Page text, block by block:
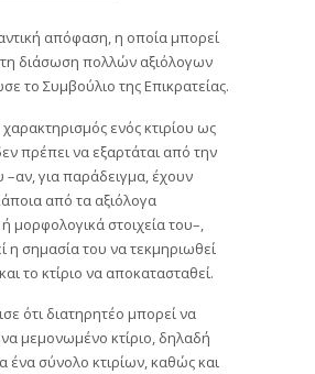
απόφαση, η οποία μπορεί
διάσωση πολλών αξιόλογων
το Συμβούλιο της Επικρατείας.
ενός κτιρίου ως
πρέπει να εξαρτάται από την
–αν, για παράδειγμα, έχουν
από τα αξιόλογα
μορφολογικά στοιχεία του–,
η σημασία του να τεκμηριωθεί
το κτίριο να αποκατασταθεί.
ότι διατηρητέο μπορεί να
μεμονωμένο κτίριο, δηλαδή
ένα σύνολο κτιρίων, καθώς και